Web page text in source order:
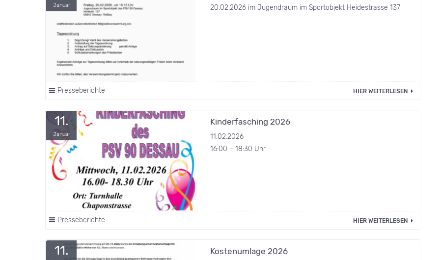
Januar 20.02.2026 im Jugendraum im Sportobjekt Heidestrasse 137
Presseberichte HIER WEITERLESEN
11.
Januar
Kinderfasching 2026
11.02.2026
16:00 – 18:30 Uhr
Presseberichte HIER WEITERLESEN
11. Kostenumlage 2026